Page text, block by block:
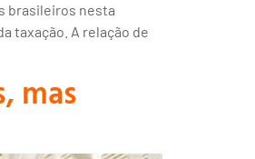
brasileiros nesta
taxação. A relação de
mas